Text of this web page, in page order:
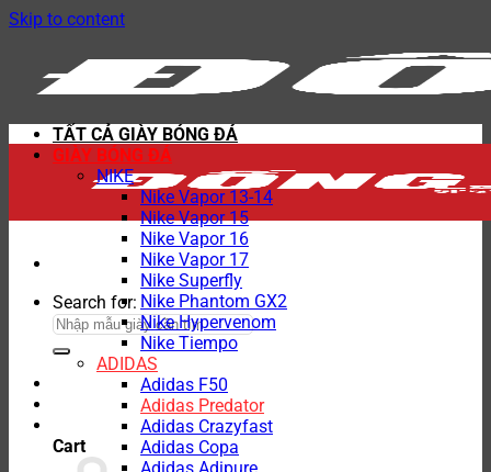
Skip to content
Search for:
Cart
TẤT CẢ GIÀY BÓNG ĐÁ
GIÀY BÓNG ĐÁ
NIKE
Nike Vapor 13-14
Nike Vapor 15
Nike Vapor 16
Nike Vapor 17
Nike Superfly
Nike Phantom GX2
Nike Hypervenom
Nike Tiempo
ADIDAS
Adidas F50
Adidas Predator
Adidas Crazyfast
Adidas Copa